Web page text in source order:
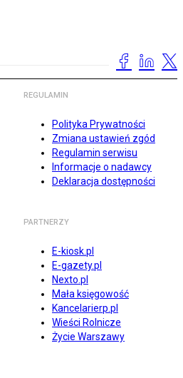
REGULAMIN
Polityka Prywatności
Zmiana ustawień zgód
Regulamin serwisu
Informacje o nadawcy
Deklaracja dostępności
PARTNERZY
E-kiosk.pl
E-gazety.pl
Nexto.pl
Mała księgowość
Kancelarierp.pl
Wieści Rolnicze
Życie Warszawy